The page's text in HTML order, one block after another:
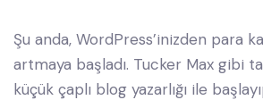
Şu anda, WordPress’inizden para
artmaya başladı. Tucker Max gibi
küçük çaplı blog yazarlığı ile